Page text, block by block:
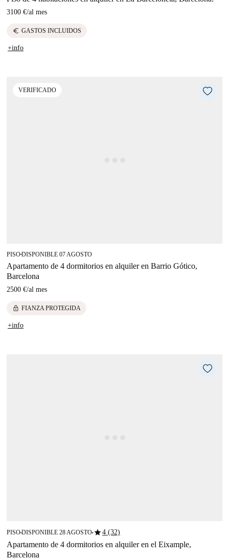
3100 €/al mes
euro GASTOS INCLUIDOS
+info
VERIFICADO
PISO■DISPONIBLE 07 AGOSTO
Apartamento de 4 dormitorios en alquiler en Barrio Gótico,
Barcelona
2500 €/al mes
lock FIANZA PROTEGIDA
+info
PISO■DISPONIBLE 28 AGOSTO■star4 (32)
Apartamento de 4 dormitorios en alquiler en el Eixample,
Barcelona